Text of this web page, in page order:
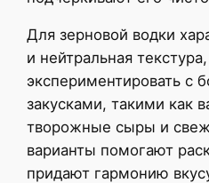
Для зерновой водки
и нейтральная
экспериментировать с
закусками, такими как
творожные сыры и
варианты помогают
придают гармонию